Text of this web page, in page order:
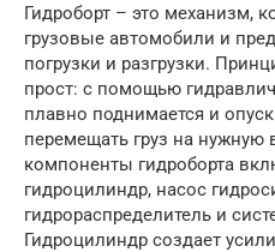
Гидроборт – это механизм,
грузовые автомобили и
погрузки и разгрузки.
прост: с помощью
плавно поднимается и
перемещать груз на
компоненты гидроборта
гидроцилиндр, насос
гидрораспределитель и
Гидроцилиндр создает